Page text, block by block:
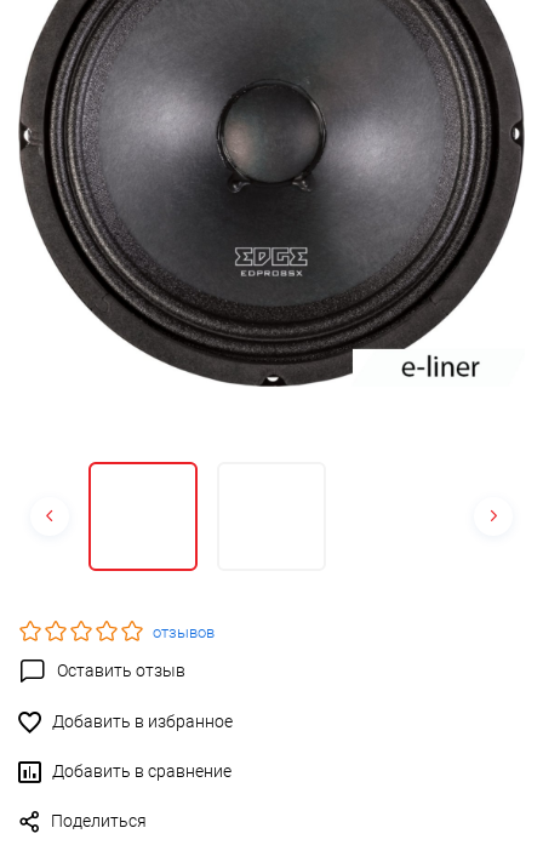
отзывов
Оставить отзыв
Добавить в избранное
Добавить в сравнение
Поделиться